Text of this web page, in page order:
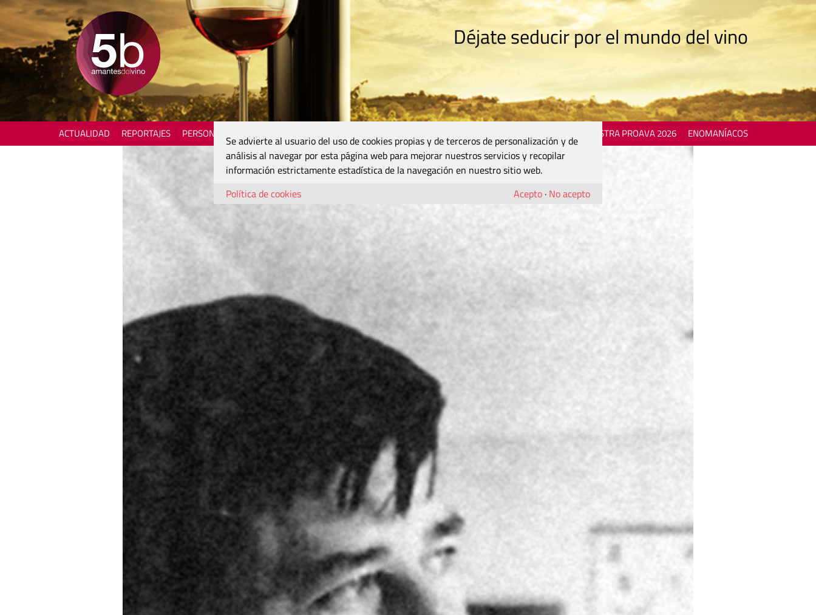
Déjate seducir por el mundo del vino
ACTUALIDAD REPORTAJES PERSONAJES MOSTRA PROAVA 2026 ENOMANÍACOS
Se advierte al usuario del uso de cookies propias y de terceros de personalización y de
análisis al navegar por esta página web para mejorar nuestros servicios y recopilar
información estrictamente estadística de la navegación en nuestro sitio web.
Política de cookies
Acepto · No acepto